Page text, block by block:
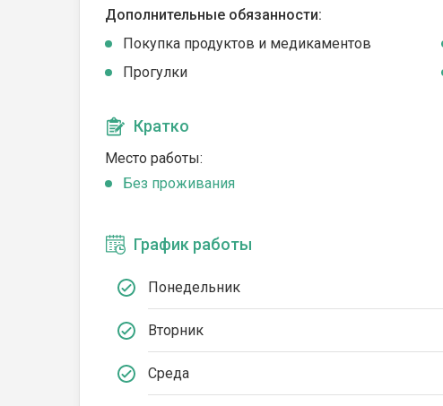
Дополнительные обязанности:
Покупка продуктов и медикаментов
Прогулки
Кратко
Место работы:
Без проживания
График работы
Понедельник
Вторник
Среда